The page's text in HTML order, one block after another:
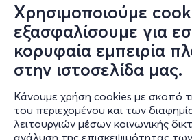
Χρησιμοποιούμε
εξασφαλίσουμε για
κορυφαία εμπειρία
στην ιστοσελίδα μας.
Κάνουμε χρήση cookies με σκοπό
του περιεχομένου και των
λειτουργιών μέσων κοινωνικής
ανάλυση της επισκεψιμότητας